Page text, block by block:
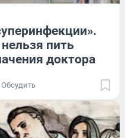
пить
доктора
Обсудить